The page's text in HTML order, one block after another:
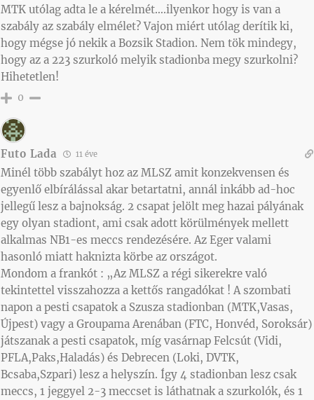
MTK utólag adta le a kérelmét….ilyenkor hogy is van a
szabály az szabály elmélet? Vajon miért utólag derítik ki,
hogy mégse jó nekik a Bozsik Stadion. Nem tök mindegy,
hogy az a 223 szurkoló melyik stadionba megy szurkolni?
Hihetetlen!
0
Futo Lada 11 éve
Minél több szabályt hoz az MLSZ amit konzekvensen és
egyenlő elbírálással akar betartatni, annál inkább ad-hoc
jellegű lesz a bajnokság. 2 csapat jelölt meg hazai pályának
egy olyan stadiont, ami csak adott körülmények mellett
alkalmas NB1-es meccs rendezésére. Az Eger valami
hasonló miatt haknizta körbe az országot.
Mondom a frankót : „Az MLSZ a régi sikerekre való
tekintettel visszahozza a kettős rangadókat ! A szombati
napon a pesti csapatok a Szusza stadionban (MTK,Vasas,
Újpest) vagy a Groupama Arenában (FTC, Honvéd, Soroksár)
játszanak a pesti csapatok, míg vasárnap Felcsút (Vidi,
PFLA,Paks,Haladás) és Debrecen (Loki, DVTK,
Bcsaba,Szpari) lesz a helyszín. Így 4 stadionban lesz csak
meccs, 1 jeggyel 2-3 meccset is láthatnak a szurkolók, és 1